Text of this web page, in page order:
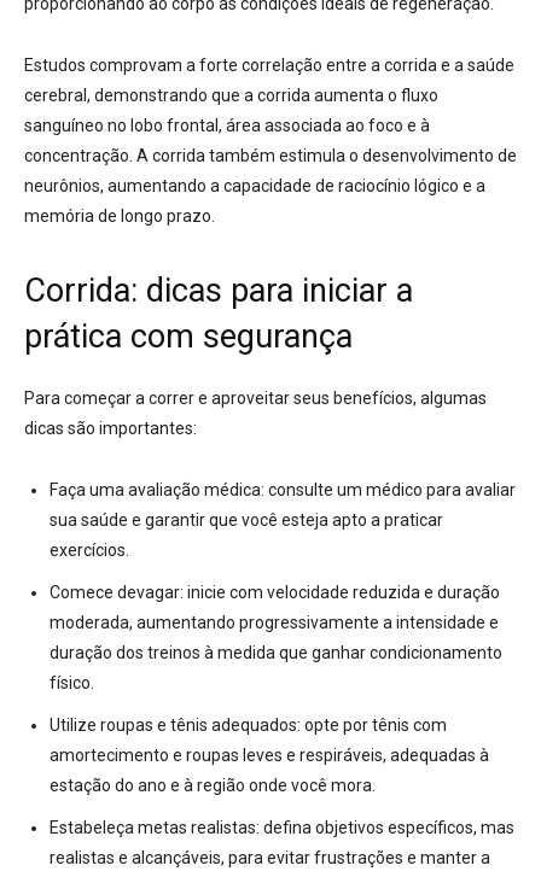
proporcionando ao corpo as condições ideais de regeneração.
Estudos comprovam a forte correlação entre a corrida e a saúde
cerebral, demonstrando que a corrida aumenta o fluxo
sanguíneo no lobo frontal, área associada ao foco e à
concentração. A corrida também estimula o desenvolvimento de
neurônios, aumentando a capacidade de raciocínio lógico e a
memória de longo prazo.
Corrida: dicas para iniciar a
prática com segurança
Para começar a correr e aproveitar seus benefícios, algumas
dicas são importantes:
Faça uma avaliação médica: consulte um médico para avaliar
sua saúde e garantir que você esteja apto a praticar
exercícios.
Comece devagar: inicie com velocidade reduzida e duração
moderada, aumentando progressivamente a intensidade e
duração dos treinos à medida que ganhar condicionamento
físico.
Utilize roupas e tênis adequados: opte por tênis com
amortecimento e roupas leves e respiráveis, adequadas à
estação do ano e à região onde você mora.
Estabeleça metas realistas: defina objetivos específicos, mas
realistas e alcançáveis, para evitar frustrações e manter a